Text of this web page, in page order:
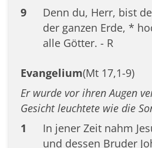
9
Denn du, Herr, bist
der ganzen Erde, *
alle Götter. - R
Evangelium(Mt 17,1-9)
Er wurde vor ihren Augen
Gesicht leuchtete wie die
1
In jener Zeit nahm
und dessen Bruder